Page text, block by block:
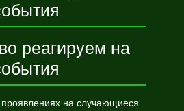
реагируем на
на случающиеся